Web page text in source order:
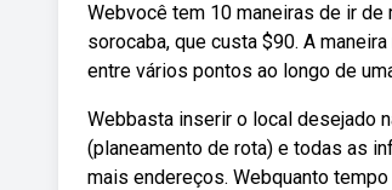
Webvocê tem 10 maneiras de ir de
sorocaba, que custa $90. A
entre vários pontos ao longo de
Webbasta inserir o local desejado
(planeamento de rota) e todas as
mais endereços. Webquanto